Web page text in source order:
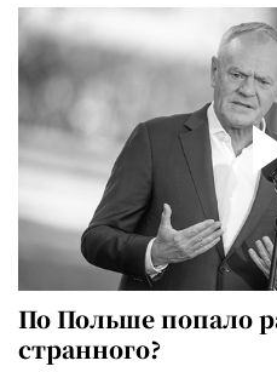
По Польше попало
странного?